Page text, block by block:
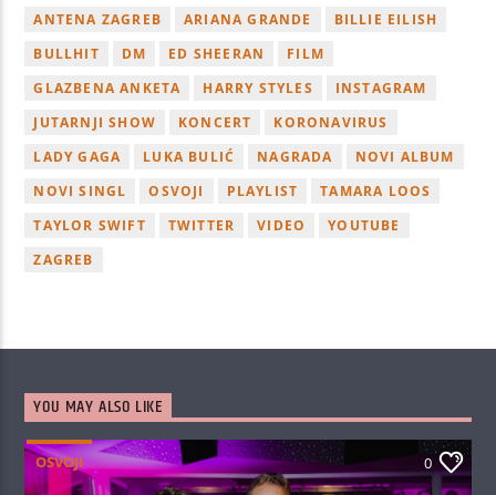
ANTENA ZAGREB ARIANA GRANDE
BILLIE EILISH
BULLHIT
DM ED SHEERAN
FILM
GLAZBENA ANKETA
HARRY STYLES
INSTAGRAM
JUTARNJI SHOW
KONCERT
KORONAVIRUS
LADY GAGA
LUKA BULIĆ NAGRADA
NOVI ALBUM
NOVI SINGL
OSVOJI PLAYLIST
TAMARA LOOS
TAYLOR SWIFT
TWITTER VIDEO
YOUTUBE
ZAGREB
YOU MAY ALSO LIKE
OSVOJI 0